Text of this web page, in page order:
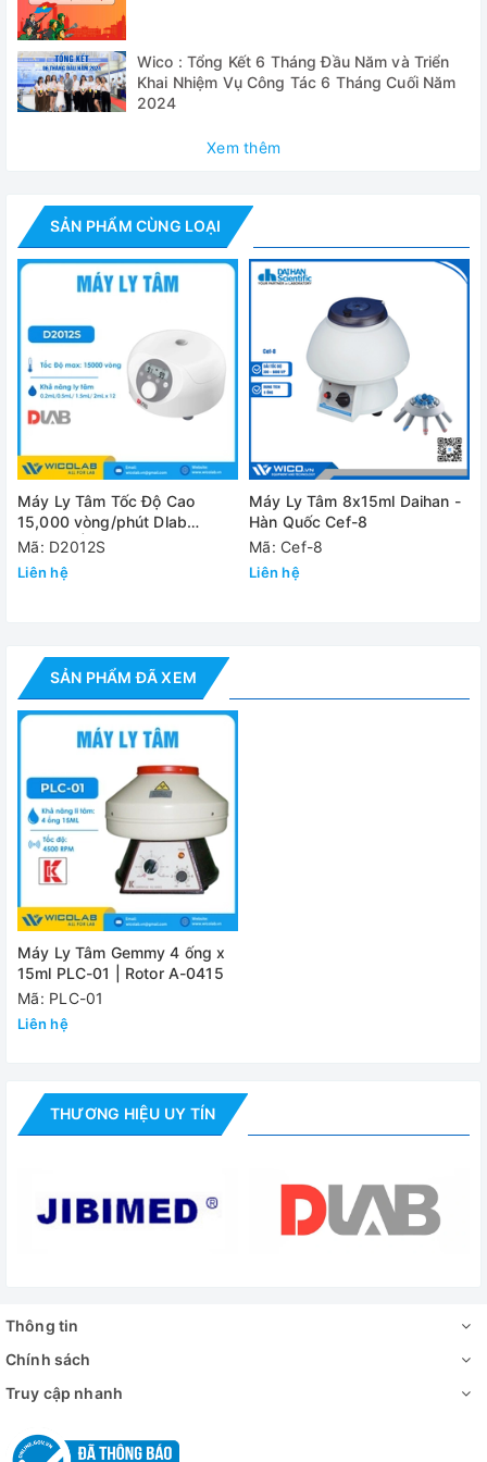
- Rotor A0415 : 4 ống x 15ml
- Tài liệu: Hướng dẫn sử dụng, CO, CQ...
Thông số kỹ thuật
Tốc độ max 4.500 (vòng/phút)
Lực ly tâm cực
2.422 xg
định
4 ống x 15ml
Kích thước
khoảng
270 x 270 x 250 mm
Chỉnh thời gian
(cơ học)
60 phút
Công suất 80 kW
Trọng lượng
Wico : Tổng Kết 6 Tháng Đầu Năm và Triển
Khai Nhiệm Vụ Công Tác 6 Tháng Cuối Năm
2024
Xem thêm
SẢN PHẨM CÙNG LOẠI
Máy Ly Tâm Tốc Độ Cao
15,000 vòng/phút Dlab
D2012S | 12 ống 1.5/2.0ml
Mã: D2012S
Liên hệ
Máy Ly Tâm 8x15ml Daihan -
Hàn Quốc Cef-8
Mã: Cef-8
Liên hệ
SẢN PHẨM ĐÃ XEM
Máy Ly Tâm Gemmy 4 ống x
15ml PLC-01 | Rotor A-0415
Mã: PLC-01
Liên hệ
THƯƠNG HIỆU UY TÍN
Thông tin
Chính sách
Truy cập nhanh